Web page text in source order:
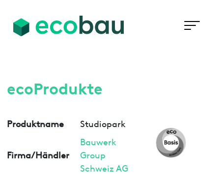
ecoProdukte
Produktname Studiopark
Firma/Händler
Bauwerk
Group
Schweiz AG